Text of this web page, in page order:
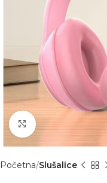
Click to enlarge
Početna Slušalice